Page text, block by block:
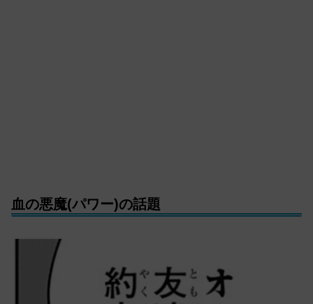
血の悪魔(パワー)の話題